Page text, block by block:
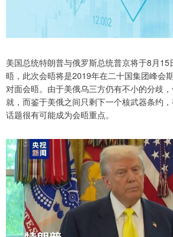
美国总统特朗普与俄罗斯总统普京将于8月15
晤，此次会晤将是2019年在二十国集团峰会
对面会晤。由于美俄乌三方仍有不小的分歧
就，而鉴于美俄之间只剩下一个核武器条约
话题很有可能成为会晤重点。